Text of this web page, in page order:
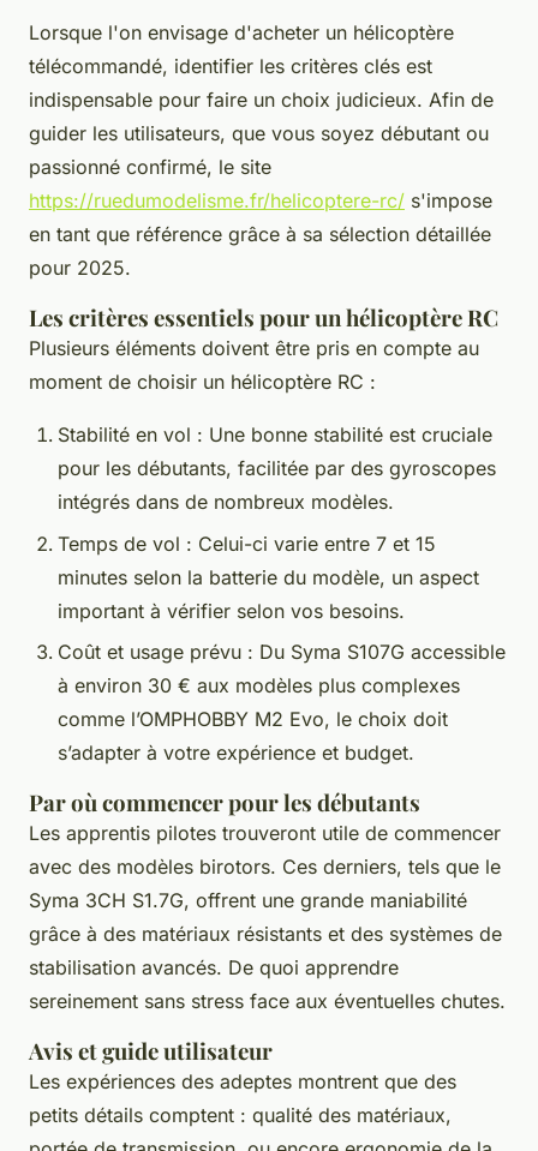
Lorsque l'on envisage d'acheter un hélicoptère
télécommandé, identifier les critères clés est
indispensable pour faire un choix judicieux. Afin de
guider les utilisateurs, que vous soyez débutant ou
passionné confirmé, le site
https://ruedumodelisme.fr/helicoptere-rc/ s'impose
en tant que référence grâce à sa sélection détaillée
pour 2025.
Les critères essentiels pour un hélicoptère RC
Plusieurs éléments doivent être pris en compte au
moment de choisir un hélicoptère RC :
Stabilité en vol : Une bonne stabilité est cruciale
pour les débutants, facilitée par des gyroscopes
intégrés dans de nombreux modèles.
Temps de vol : Celui-ci varie entre 7 et 15
minutes selon la batterie du modèle, un aspect
important à vérifier selon vos besoins.
Coût et usage prévu : Du Syma S107G accessible
à environ 30 € aux modèles plus complexes
comme l’OMPHOBBY M2 Evo, le choix doit
s’adapter à votre expérience et budget.
Par où commencer pour les débutants
Les apprentis pilotes trouveront utile de commencer
avec des modèles birotors. Ces derniers, tels que le
Syma 3CH S1.7G, offrent une grande maniabilité
grâce à des matériaux résistants et des systèmes de
stabilisation avancés. De quoi apprendre
sereinement sans stress face aux éventuelles chutes.
Avis et guide utilisateur
Les expériences des adeptes montrent que des
petits détails comptent : qualité des matériaux,